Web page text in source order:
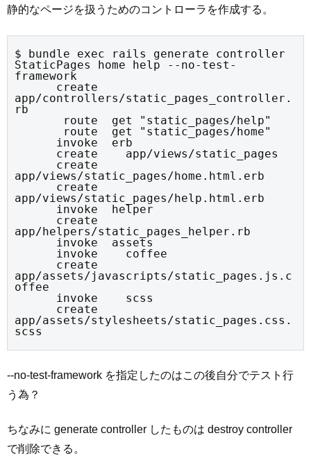
静的なページを扱うためのコントローラを作成する。
$ bundle exec rails generate controller
StaticPages home help --no-test-
framework
app/controllers/static_pages_controller.
rb
app/views/static_pages/home.html.erb
app/views/static_pages/help.html.erb
app/helpers/static_pages_helper.rb
app/assets/javascripts/static_pages.js.c
offee
app/assets/stylesheets/static_pages.css.
scss
--no-test-framework を指定したのはこの後自分でテスト行
う為？
ちなみに generate controller したものは destroy controller
で削除できる。